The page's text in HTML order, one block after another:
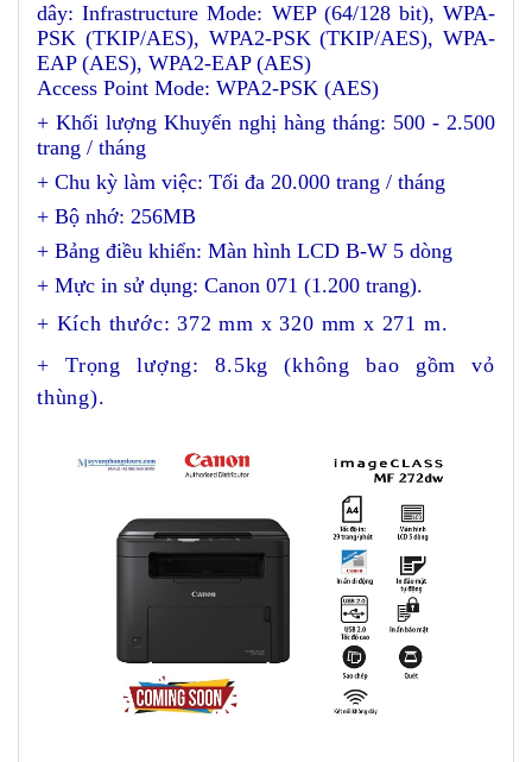
dây: Infrastructure Mode: WEP (64/128 bit), WPA-
PSK (TKIP/AES), WPA2-PSK (TKIP/AES), WPA-
EAP (AES), WPA2-EAP (AES)
Access Point Mode: WPA2-PSK (AES)
+ Khối lượng Khuyến nghị hàng tháng: 500 - 2.500
trang / tháng
+ Chu kỳ làm việc: Tối đa 20.000 trang / tháng
+ Bộ nhớ: 256MB
+ Bảng điều khiển: Màn hình LCD B-W 5 dòng
+ Mực in sử dụng: Canon 071 (1.200 trang).
+ Kích thước: 372 mm x 320 mm x 271 m.
+ Trọng lượng: 8.5kg (không bao gồm vỏ
thùng).